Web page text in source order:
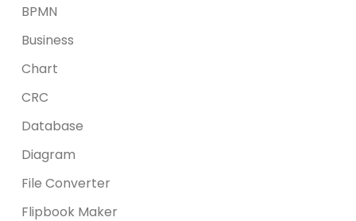
BPMN
Business
Chart
CRC
Database
Diagram
File Converter
Flipbook Maker